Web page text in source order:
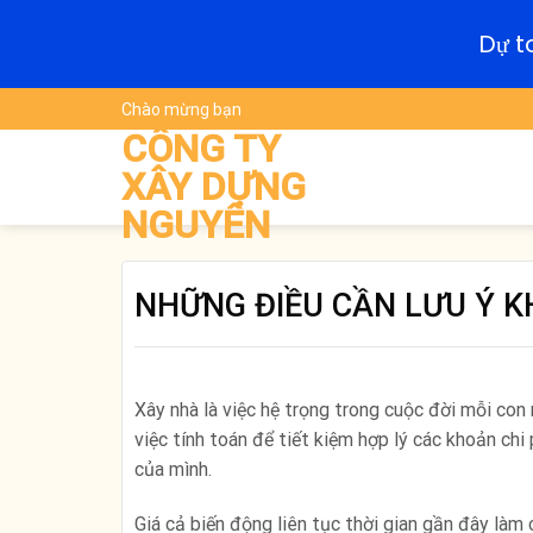
to
Chào mừng bạn
CÔNG TY
XÂY DỰNG
NGUYÊN
NHỮNG ĐIỀU CẦN LƯU Ý
Xây nhà là việc hệ trọng trong cuộc đời mỗi
việc tính toán để tiết kiệm hợp lý các khoản
của mình.
Giá cả biến động liên tục thời gian gần đây
Dự